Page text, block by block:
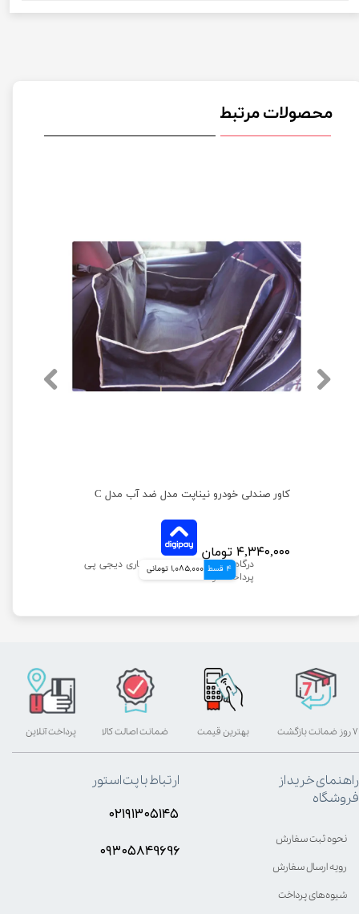
محصولات مرتبط
کاور صندلی خودرو نیناپت مدل ضد آب مدل C
۴,۳۴۰,۰۰۰ تومان
4 قسط 1,085,000 تومانی
بهترین قیمت پرداخت آنلاین ۷ روز ضمانت بازگشت ضمانت اصالت کالا
راهنمای خرید از
فروشگاه
نحوه ثبت سفارش
رویه ارسال سفارش
شیوه‌های پرداخت
ارتباط با پت استور
۰۲۱۹۱۳۰۵۱۴۵
۰۹۳۰۵8۴9696